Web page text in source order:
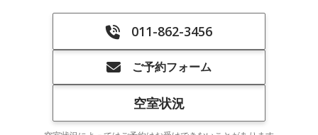
011-862-3456
ご予約フォーム
空室状況